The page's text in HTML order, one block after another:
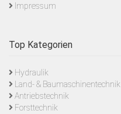
Impressum
Top Kategorien
Hydraulik
Land- & Baumaschinentechnik
Antriebstechnik
Forsttechnik